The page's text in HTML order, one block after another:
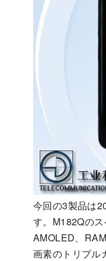
今回の3製品は
す。M182Qの
AMOLED、
画素のトリプル